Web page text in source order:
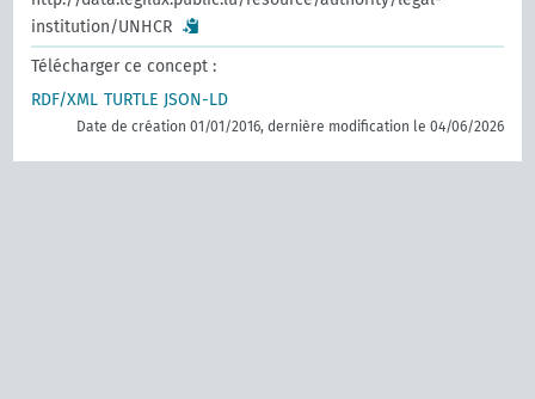
institution/UNHCR
Télécharger ce concept :
RDF/XML TURTLE JSON-LD
Date de création 01/01/2016, dernière modification le 04/06/2026